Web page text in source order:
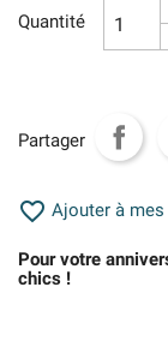
Quantité
Partager
 Ajouter à
Pour votre
chics !